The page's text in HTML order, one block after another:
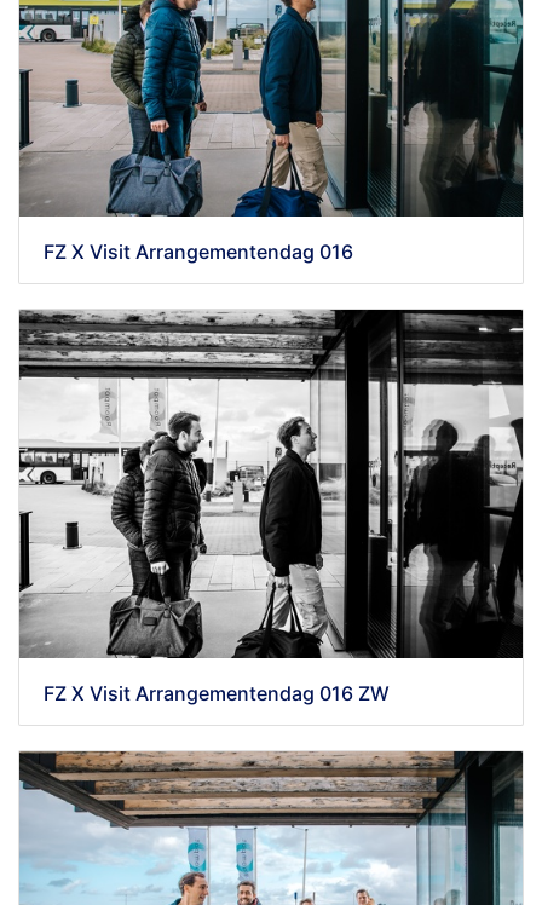
FZ X Visit Arrangementendag 016
FZ X Visit Arrangementendag 016 ZW